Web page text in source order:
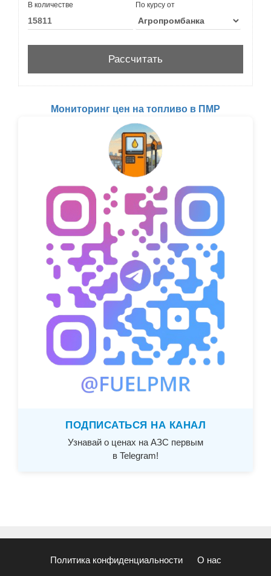
В количестве По курсу от
Мониторинг цен на топливо в ПМР
ПОДПИСАТЬСЯ НА КАНАЛ
Узнавай о ценах на АЗС первым
в Telegram!
Политика конфиденциальности О нас